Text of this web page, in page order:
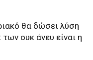
θα δώσει λύση
των ουκ άνευ είναι η